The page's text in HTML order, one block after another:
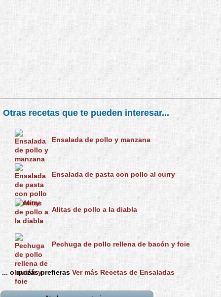
Otras recetas que te pueden interesar...
Ensalada de pollo y manzana
Ensalada de pasta con pollo al curry
Alitas de pollo a la diabla
Pechuga de pollo rellena de bacón y foie
... o quizás prefieras Ver más Recetas de Ensaladas